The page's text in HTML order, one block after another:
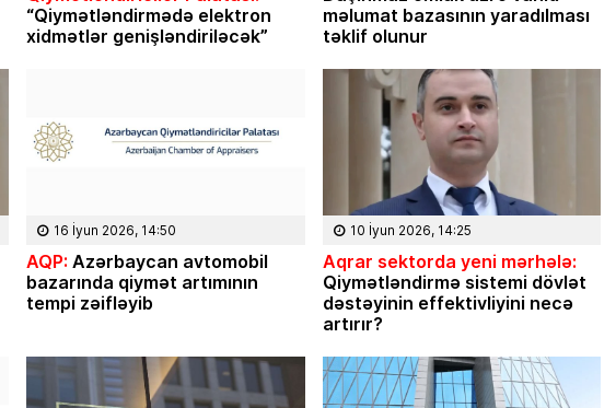
“Qiymətləndirmədə elektron
xidmətlər genişləndiriləcək”
məlumat bazasının yaradılması
təklif olunur
16 İyun 2026, 14:50
AQP: Azərbaycan avtomobil
bazarında qiymət artımının
tempi zəifləyib
10 İyun 2026, 14:25
Aqrar sektorda yeni mərhələ:
Qiymətləndirmə sistemi dövlət
dəstəyinin effektivliyini necə
artırır?
Masallı rayonunun Ərkivan qəsəbəsaində
anadan olub. Memarlıq və İnşaat
üzrə bitirib. İqtisad elmləri doktorudur.
Hazırda Elm və […]